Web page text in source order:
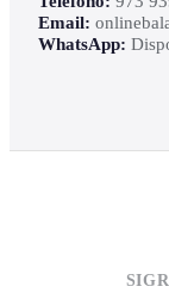
Email:
WhatsApp: